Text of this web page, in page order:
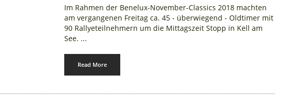
Im Rahmen der Benelux-November-Classics 2018 machten
am vergangenen Freitag ca. 45 - überwiegend - Oldtimer mit
90 Rallyeteilnehmern um die Mittagszeit Stopp in Kell am
See. ...
Read More